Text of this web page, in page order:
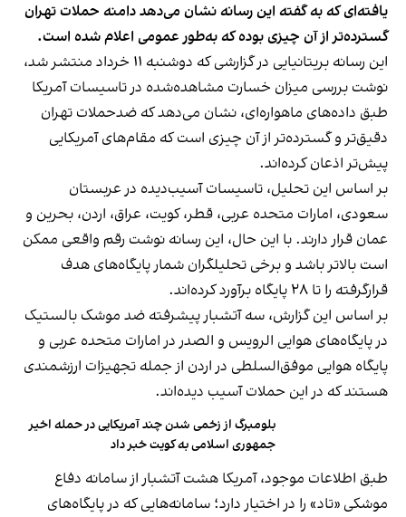
یافته‌ای که به گفته این رسانه نشان می‌دهد دامنه حملات تهران
گسترده‌تر از آن چیزی بوده که به‌طور عمومی اعلام شده است.
این رسانه بریتانیایی در گزارشی که دوشنبه ۱۱ خرداد منتشر شد،
نوشت بررسی میزان خسارت مشاهده‌شده در تاسیسات آمریکا
طبق داده‌های ماهواره‌ای، نشان می‌دهد که ضدحملات تهران
دقیق‌تر و گسترده‌تر از آن چیزی است که مقام‌های آمریکایی
پیش‌تر اذعان کرده‌اند.
بر اساس این تحلیل، تاسیسات آسیب‌دیده در عربستان
سعودی، امارات متحده عربی، قطر، کویت، عراق، اردن، بحرین و
عمان قرار دارند. با این حال، این رسانه نوشت رقم واقعی ممکن
است بالاتر باشد و برخی تحلیلگران شمار پایگاه‌های هدف
قرارگرفته را تا ۲۸ پایگاه برآورد کرده‌اند.
بر اساس این گزارش، سه آتشبار پیشرفته ضد موشک بالستیک
در پایگاه‌های هوایی الرویس و الصدر در امارات متحده عربی و
پایگاه هوایی موفق‌السلطی در اردن از جمله تجهیزات ارزشمندی
هستند که در این حملات آسیب دیده‌اند.
بلومبرگ از زخمی شدن چند آمریکایی در حمله اخیر
جمهوری اسلامی به کویت خبر داد
طبق اطلاعات موجود، آمریکا هشت آتشبار از سامانه دفاع
موشکی «تاد» را در اختیار دارد؛ سامانه‌هایی که در پایگاه‌های